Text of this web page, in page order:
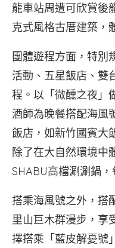
龍車站周遭可欣賞後
克式風格古厝建築，
團體遊程方面，特別
活動、五星飯店、雙
程。以「微醺之夜」
酒師為晚餐搭配海風
飯店，如新竹國賓大
除了在大自然環境中
SHABU高檔涮涮鍋，
搭乘海風號之外，搭
里山巨木群漫步，享
擇搭乘「藍皮解憂號